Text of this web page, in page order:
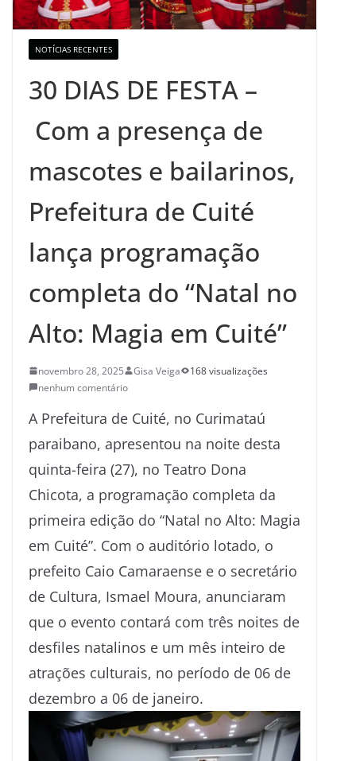
NOTÍCIAS RECENTES
30 DIAS DE FESTA –
Com a presença de
mascotes e bailarinos,
Prefeitura de Cuité
lança programação
completa do “Natal no
Alto: Magia em Cuité”
novembro 28, 2025 Gisa Veiga
168 visualizações
nenhum comentário
A Prefeitura de Cuité, no Curimataú
paraibano, apresentou na noite desta
quinta-feira (27), no Teatro Dona
Chicota, a programação completa da
primeira edição do “Natal no Alto: Magia
em Cuité”. Com o auditório lotado, o
prefeito Caio Camaraense e o secretário
de Cultura, Ismael Moura, anunciaram
que o evento contará com três noites de
desfiles natalinos e um mês inteiro de
atrações culturais, no período de 06 de
dezembro a 06 de janeiro.